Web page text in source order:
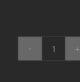
Caló